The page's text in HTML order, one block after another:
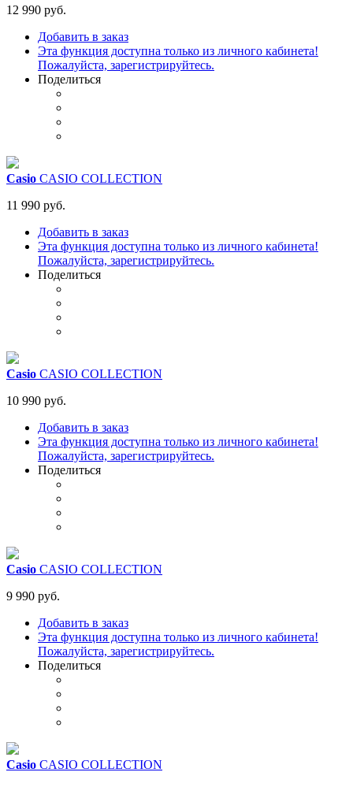
12 990 руб.
Добавить в заказ
Эта функция доступна только из личного кабинета!
Пожалуйста, зарегистрируйтесь.
Поделиться
Casio CASIO COLLECTION
11 990 руб.
Добавить в заказ
Эта функция доступна только из личного кабинета!
Пожалуйста, зарегистрируйтесь.
Поделиться
Casio CASIO COLLECTION
10 990 руб.
Добавить в заказ
Эта функция доступна только из личного кабинета!
Пожалуйста, зарегистрируйтесь.
Поделиться
Casio CASIO COLLECTION
9 990 руб.
Добавить в заказ
Эта функция доступна только из личного кабинета!
Пожалуйста, зарегистрируйтесь.
Поделиться
Casio CASIO COLLECTION